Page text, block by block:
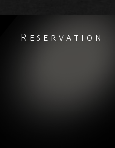
Reservation